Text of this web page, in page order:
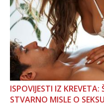
ISPOVIJESTI IZ
STVARNO MISLE O